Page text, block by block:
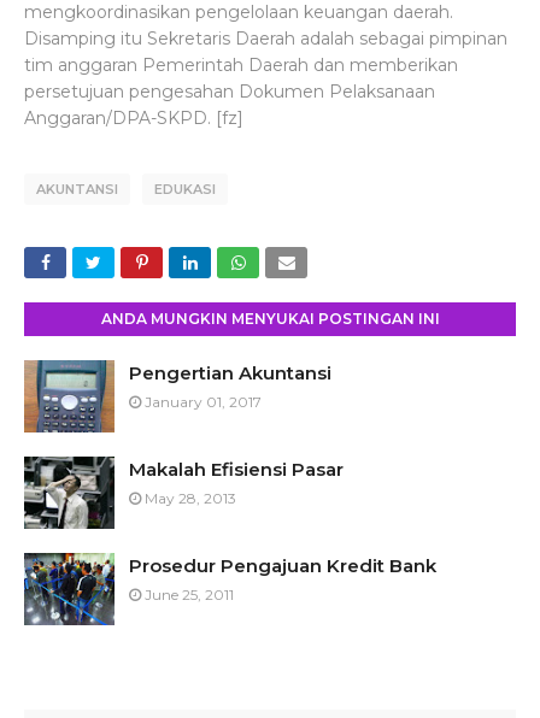
mengkoordinasikan pengelolaan keuangan daerah.
Disamping itu Sekretaris Daerah adalah sebagai pimpinan
tim anggaran Pemerintah Daerah dan memberikan
persetujuan pengesahan Dokumen Pelaksanaan
Anggaran/DPA-SKPD. [fz]
AKUNTANSI EDUKASI
ANDA MUNGKIN MENYUKAI POSTINGAN INI
Pengertian Akuntansi
January 01, 2017
Makalah Efisiensi Pasar
May 28, 2013
Prosedur Pengajuan Kredit Bank
June 25, 2011